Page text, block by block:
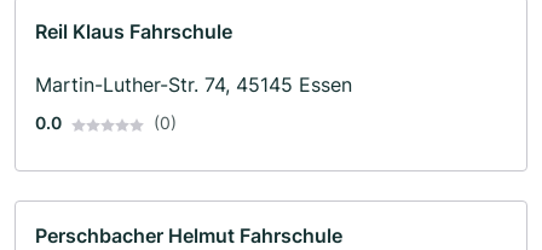
Reil Klaus Fahrschule
Martin-Luther-Str. 74, 45145 Essen
0.0 (0)
Perschbacher Helmut Fahrschule